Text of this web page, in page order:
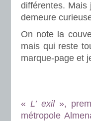
différentes. Mais
demeure
On note la
mais qui reste
marque-page et
« L’ exil »,
métropole